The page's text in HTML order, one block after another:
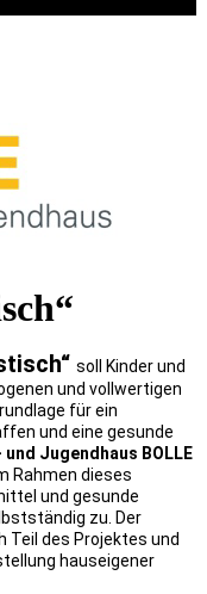
soll Kinder und
und vollwertigen
für ein
und eine gesunde
und Jugendhaus BOLLE
Rahmen dieses
und gesunde
zu. Der
Teil des Projektes und
hauseigener